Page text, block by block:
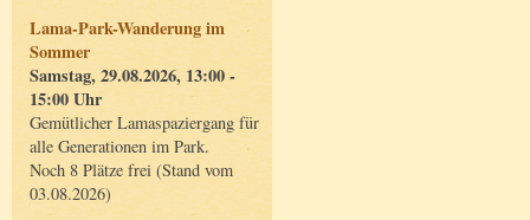
Lama-Park-Wanderung im
Sommer
Samstag, 29.08.2026, 13:00 -
15:00 Uhr
Gemütlicher Lamaspaziergang für
alle Generationen im Park.
Noch 8 Plätze frei (Stand vom
03.08.2026)